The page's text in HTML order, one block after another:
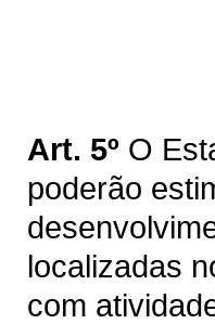
Art. 5º O
poderão
localizadas
com